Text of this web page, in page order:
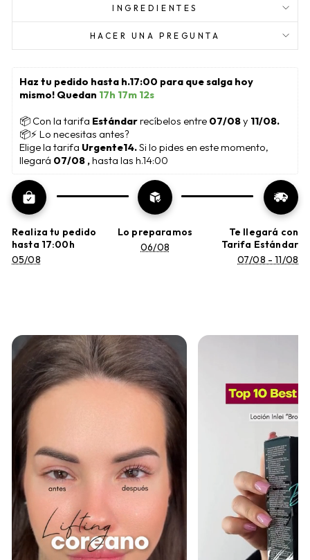
INGREDIENTES
HACER UNA PREGUNTA
Haz tu pedido hasta h.17:00 para que salga hoy
mismo! Quedan 17h 17m 11s
📦 Con la tarifa Estándar recíbelos entre 07/08 y 11/08.
📦⚡ Lo necesitas antes?
Elige la tarifa Urgente14. Si lo pides en este momento,
llegará 07/08 , hasta las h.14:00
Realiza tu pedido
hasta 17:00h
05/08
Lo preparamos
06/08
Te llegará con
Tarifa Estándar
07/08 - 11/08